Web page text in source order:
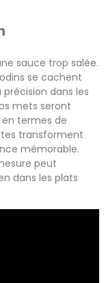
sauce trop salée.
se cachent
dans les
mets seront
termes de
transforment
mémorable.
peut
dans les plats